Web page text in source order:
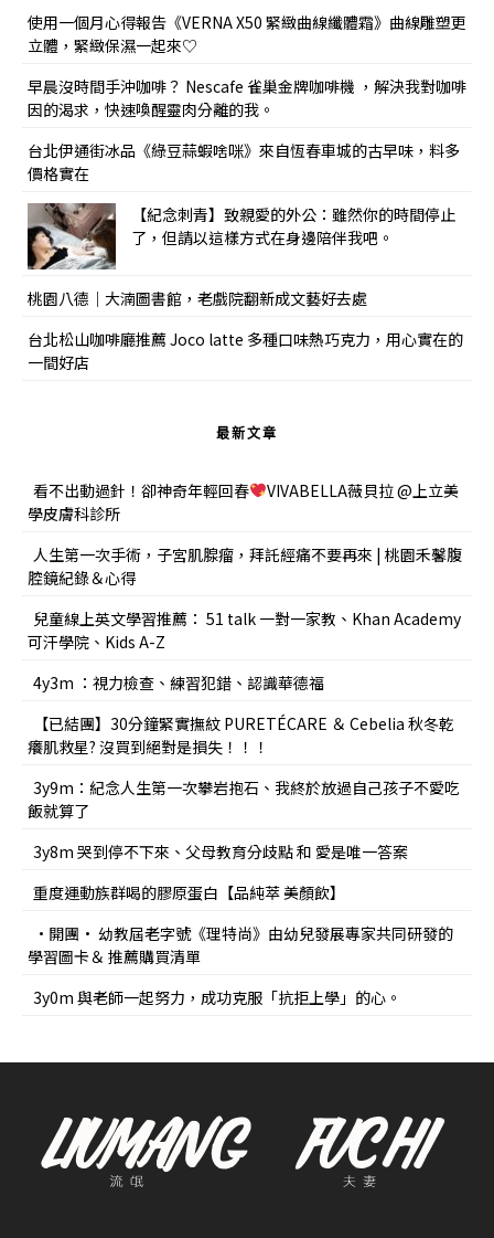
使用一個月心得報告《VERNA X50 緊緻曲線纖體霜》曲線雕塑更
立體，緊緻保濕一起來♡
早晨沒時間手沖咖啡？ Nescafe 雀巢金牌咖啡機 ，解決我對咖啡
因的渴求，快速喚醒靈肉分離的我。
台北伊通街冰品《綠豆蒜蝦啥咪》來自恆春車城的古早味，料多
價格實在
【紀念刺青】致親愛的外公：雖然你的時間停止
了，但請以這樣方式在身邊陪伴我吧。
桃園八德｜大湳圖書館，老戲院翻新成文藝好去處
台北松山咖啡廳推薦 Joco latte 多種口味熱巧克力，用心實在的
一間好店
最新文章
看不出動過針！卻神奇年輕回春
VIVABELLA薇貝拉 @上立美
學皮膚科診所
人生第一次手術，子宮肌腺瘤，拜託經痛不要再來 | 桃園禾馨腹
腔鏡紀錄＆心得
兒童線上英文學習推薦： 51 talk 一對一家教、Khan Academy
可汗學院、Kids A-Z
4y3m ：視力檢查、練習犯錯、認識華德福
【已結團】30分鐘緊實撫紋 PURETÉCARE ＆ Cebelia 秋冬乾
癢肌救星? 沒買到絕對是損失！！！
3y9m：紀念人生第一次攀岩抱石、我終於放過自己孩子不愛吃
飯就算了
3y8m 哭到停不下來、父母教育分歧點 和 愛是唯一答案
重度運動族群喝的膠原蛋白【品純萃 美顏飲】
•開團• 幼教屆老字號《理特尚》由幼兒發展專家共同研發的
學習圖卡＆ 推薦購買清單
3y0m 與老師一起努力，成功克服「抗拒上學」的心。